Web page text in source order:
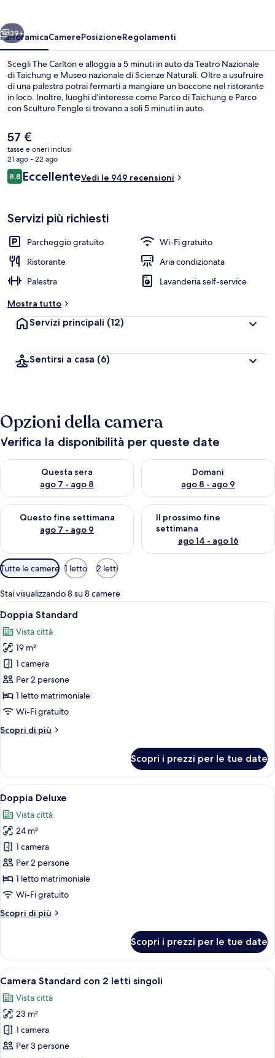
Avanti
39+
PanoramicaCamerePosizioneRegolamenti
Scegli The Carlton e alloggia a 5 minuti in auto da Teatro Nazionale
di Taichung e Museo nazionale di Scienze Naturali. Oltre a usufruire
di una palestra potrai fermarti a mangiare un boccone nel ristorante
in loco. Inoltre, luoghi d'interesse come Parco di Taichung e Parco
con Sculture Fengle si trovano a soli 5 minuti in auto.
Il
prezzo
attuale
è
57 €
57 €
tasse e oneri inclusi
21 ago - 22 ago
Recensioni
8,88,8 su 10
EccellenteVedi le 949 recensioni
Servizi più richiesti
Parcheggio gratuito
Wi-Fi gratuito
Ristorante
Aria condizionata
Palestra
Lavanderia self-service
Mostra tutto
Servizi principali (12)
Sentirsi a casa (6)
Opzioni della camera
Verifica la disponibilità per queste date
Questa sera
ago 7 - ago 8
Verifica la disponibilità per questa sera, ago 7 - ago 8
Domani
ago 8 - ago 9
Verifica la disponibilità per
Questo fine settimana
ago 7 - ago 9
Verifica la disponibilità per questo fine settimana, ago 7 - ago
Il prossimo fine
settimana
ago 14 - ago 16
Verifica la disponibilità per il
Filtri
disponibili
per
le
camere
Tutte le camere 1 letto 2 letti
Stai visualizzando 8 su 8 camere
Apri
tutte
le
foto
per
Doppia
Standard
Una camera d'albergo con un letto
3
Doppia Standard
Vista città
19 m²
1 camera
Per 2 persone
1 letto matrimoniale
Wi-Fi gratuito
Scopri di più
Altri
Standard
Scopri i prezzi per le tue date
Apri
tutte
le
foto
per
Doppia
Deluxe
Camera d'albergo con un letto
5
Doppia Deluxe
Vista città
24 m²
1 camera
Per 2 persone
1 letto matrimoniale
Wi-Fi gratuito
Scopri di più
Altri
Deluxe
Scopri i prezzi per le tue date
Apri
tutte
le
foto
per
Camera
Una camera d'albergo con due letti,
5
Camera Standard con 2 letti singoli
Vista città
23 m²
1 camera
Per 3 persone